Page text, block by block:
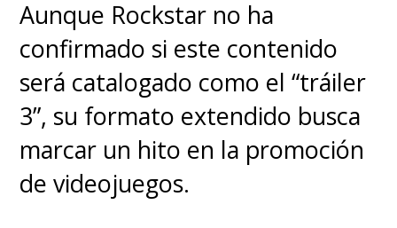
Studios parecen haber tomado
en cuenta todas las lecciones
aprendidas con Cowboy Bebop,
entendiendo queel espíritu de
la obra no puede perderse en
la transición a un nuevo
Aunque Rockstar no ha
confirmado si este contenido
será catalogado como el “tráiler
3”, su formato extendido busca
marcar un hito en la promoción
de videojuegos.